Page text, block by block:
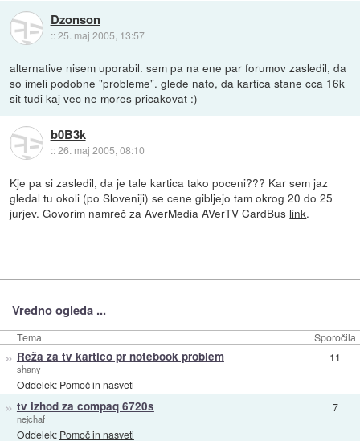
Dzonson
::25. maj 2005, 13:57
alternative nisem uporabil. sem pa na ene par forumov zasledil, da
so imeli podobne "probleme". glede nato, da kartica stane cca 16k
sit tudi kaj vec ne mores pricakovat :)
b0B3k
::26. maj 2005, 08:10
Kje pa si zasledil, da je tale kartica tako poceni??? Kar sem jaz
gledal tu okoli (po Sloveniji) se cene gibljejo tam okrog 20 do 25
jurjev. Govorim namreč za AverMedia AVerTV CardBus link.
Vredno ogleda ...
Tema Sporočila
» Reža za tv kartico pr notebook problem
shany
Oddelek: Pomoč in nasveti
11
» tv izhod za compaq 6720s
nejchaf
Oddelek: Pomoč in nasveti
7